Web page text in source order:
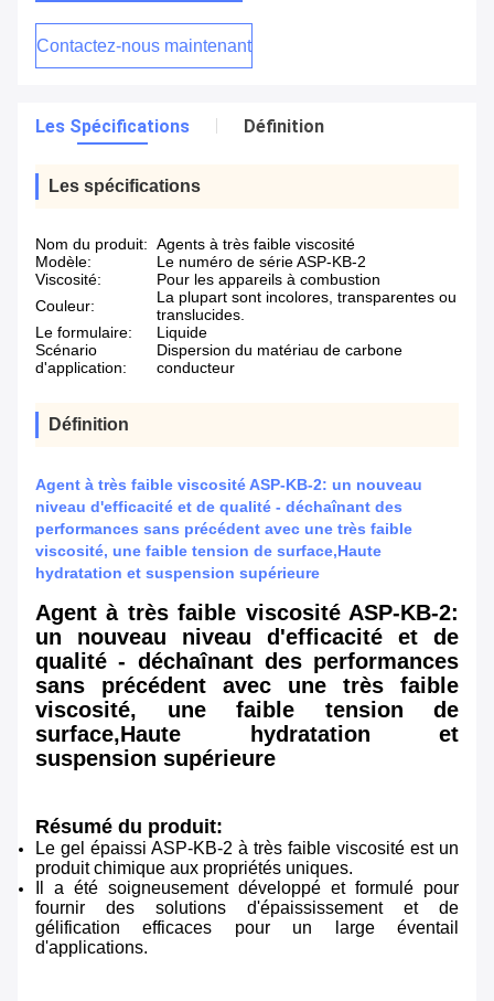
Contactez-nous maintenant
Les Spécifications Définition
Les spécifications
Nom du produit: Agents à très faible viscosité
Modèle:
Le numéro de série ASP-KB-2
Viscosité:
Pour les appareils à combustion
Couleur:
La plupart sont incolores, transparentes ou
translucides.
Le formulaire:
Liquide
Scénario
d'application:
Dispersion du matériau de carbone
conducteur
Définition
Agent à très faible viscosité ASP-KB-2: un nouveau
niveau d'efficacité et de qualité - déchaînant des
performances sans précédent avec une très faible
viscosité, une faible tension de surface,Haute
hydratation et suspension supérieure
Agent à très faible viscosité ASP-KB-2:
un nouveau niveau d'efficacité et de
qualité - déchaînant des performances
sans précédent avec une très faible
viscosité, une faible tension de
surface,Haute hydratation et
suspension supérieure
Résumé du produit:
Le gel épaissi ASP-KB-2 à très faible viscosité est un
produit chimique aux propriétés uniques.
Il a été soigneusement développé et formulé pour
fournir des solutions d'épaississement et de
gélification efficaces pour un large éventail
d'applications.